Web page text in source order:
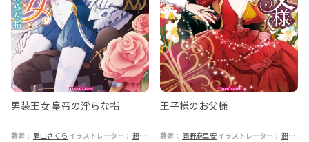
男装王女 皇帝の淫らな指
著者： 眉山さくら イラストレーター： 潤宮るか
王子様のお父様
著者： 岡野麻里安 イラストレーター： 潤宮るか